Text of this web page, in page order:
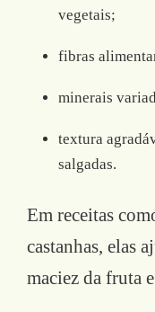
vegetais;
fibras
minerais
textura
salgadas.
Em receitas
castanhas, elas
maciez da fruta